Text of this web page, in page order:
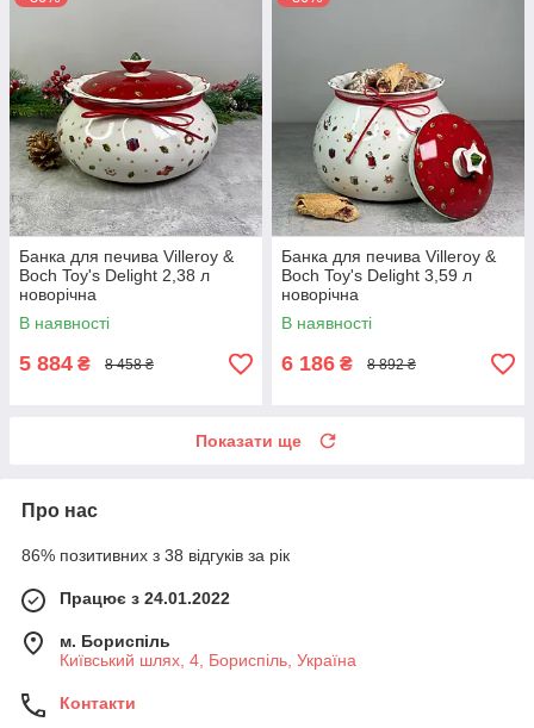
Банка для печива Villeroy &
Boch Toy's Delight 2,38 л
новорічна
В наявності
5 884 ₴ 8 458 ₴
Банка для печива Villeroy &
Boch Toy's Delight 3,59 л
новорічна
В наявності
6 186 ₴ 8 892 ₴
Показати ще
Про нас
86% позитивних з 38 відгуків за рік
Працює з 24.01.2022
м. Бориспіль
Київський шлях, 4, Бориспіль, Україна
Контакти